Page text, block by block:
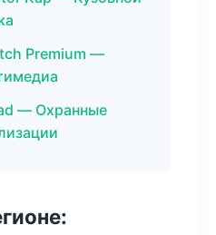
Premium —
— Охранные